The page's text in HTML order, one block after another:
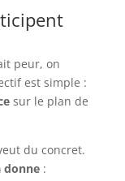
peur, on
est simple :
sur le plan de
du concret.
donne: